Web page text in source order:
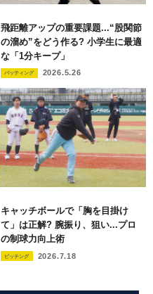
飛距離アップの重要課題...“股関節
の溜め”をどう作る? 小学生に最適
な「1分キープ」
バッティング 2026.5.26
キャッチボールで「胸を目掛け
て」は正解? 腕振り、狙い...プロ
の制球力向上術
ピッチング 2026.7.18